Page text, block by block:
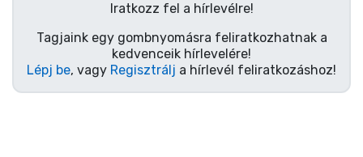
Iratkozz fel a hírlevélre!
Tagjaink egy gombnyomásra feliratkozhatnak a
kedvenceik hírlevelére!
Lépj be, vagy Regisztrálj a hírlevél feliratkozáshoz!